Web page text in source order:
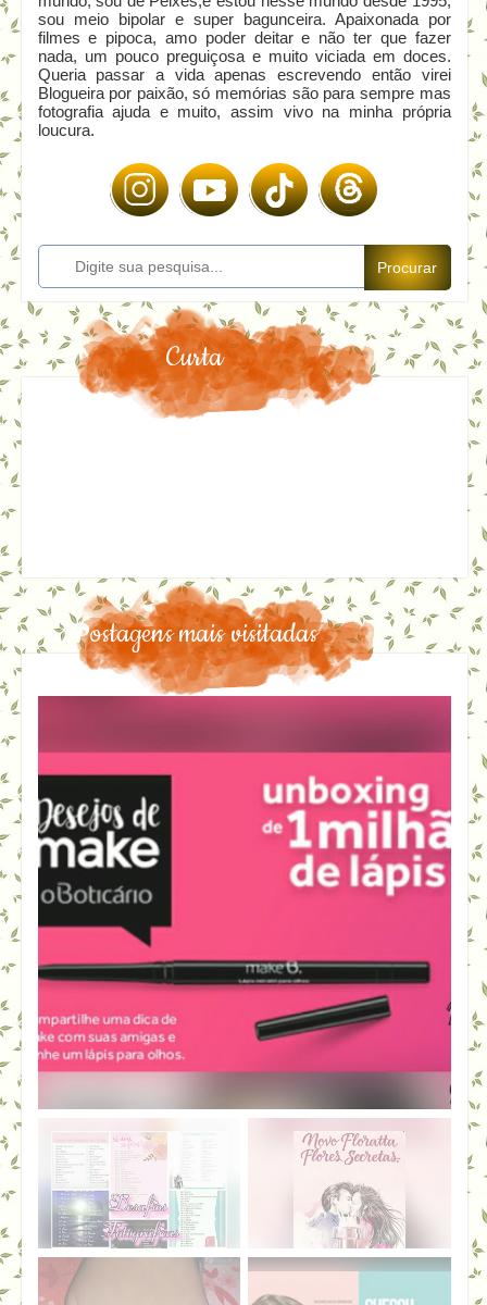
sou meio bipolar e super bagunceira. Apaixonada por
filmes e pipoca, amo poder deitar e não ter que fazer
nada, um pouco preguiçosa e muito viciada em doces.
Queria passar a vida apenas escrevendo então virei
Blogueira por paixão, só memórias são para sempre mas
fotografia ajuda e muito, assim vivo na minha própria
loucura.
Procurar
Curta
Postagens mais visitadas